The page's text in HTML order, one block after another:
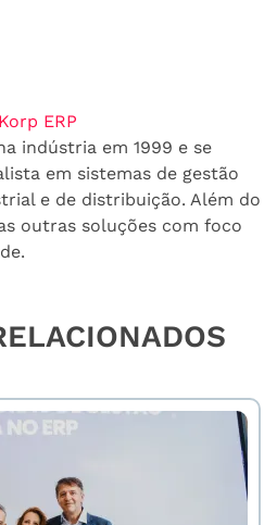
ERP
indústria em 1999 e se
em sistemas de gestão
e de distribuição. Além do
outras soluções com foco